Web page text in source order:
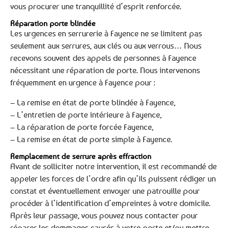
vous procurer une tranquillité d’esprit renforcée.
Réparation porte blindée
Les urgences en serrurerie à Fayence ne se limitent pas
seulement aux serrures, aux clés ou aux verrous… Nous
recevons souvent des appels de personnes à Fayence
nécessitant une réparation de porte. Nous intervenons
fréquemment en urgence à Fayence pour :
– La remise en état de porte blindée à Fayence,
– L’entretien de porte intérieure à Fayence,
– La réparation de porte forcée Fayence,
– La remise en état de porte simple à Fayence.
Remplacement de serrure après effraction
Avant de solliciter notre intervention, il est recommandé de
appeler les forces de l’ordre afin qu’ils puissent rédiger un
constat et éventuellement envoyer une patrouille pour
procéder à l’identification d’empreintes à votre domicile.
Après leur passage, vous pouvez nous contacter pour